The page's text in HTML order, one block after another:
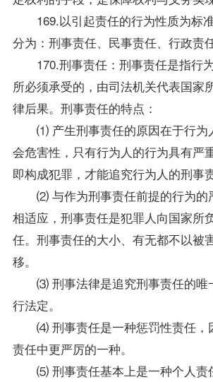
169.以引起责任的行为性质为标
分为：刑事责任、民事责任、行政责
170.刑事责任：刑事责任是指行
所必须承受的，由司法机关代表国家
律后果。刑事责任的特点：
⑴ 产生刑事责任的原因在于行为
会危害性，只有行为人的行为具有严
即构成犯罪，才能追究行为人的刑事责
⑵ 与作为刑事责任前提的行为的
相适应，刑事责任是犯罪人向国家所
任。刑事责任的大小、有无都不以被
移。
⑶ 刑事法律是追究刑事责任的唯
行法定。
⑷ 刑事责任是一种惩罚性责任，
责任中更严厉的一种。
⑸ 刑事责任基本上是一种个人责